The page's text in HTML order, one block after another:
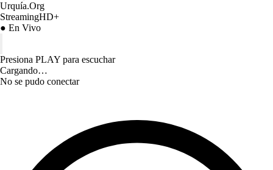
Urquía.Org
StreamingHD+
● En Vivo
Presiona PLAY para escuchar
Cargando…
No se pudo conectar